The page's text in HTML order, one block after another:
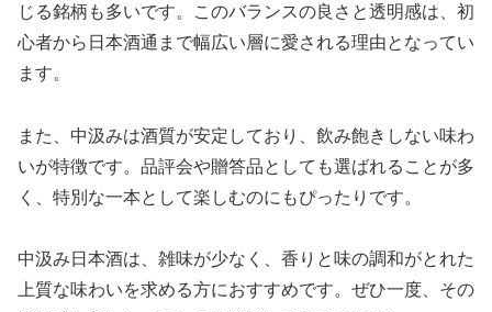
じる銘柄も多いです。このバランスの良さと透明感は、初
心者から日本酒通まで幅広い層に愛される理由となってい
ます。
また、中汲みは酒質が安定しており、飲み飽きしない味わ
いが特徴です。品評会や贈答品としても選ばれることが多
く、特別な一本として楽しむのにもぴったりです。
中汲み日本酒は、雑味が少なく、香りと味の調和がとれた
上質な味わいを求める方におすすめです。ぜひ一度、その